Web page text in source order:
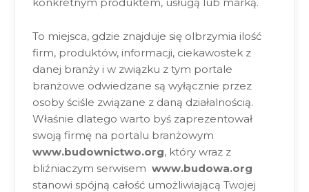
To miejsca, gdzie znajduje się olbrzymia ilość
firm, produktów, informacji, ciekawostek z
danej branży i w związku z tym portale
branżowe odwiedzane są wyłącznie przez
osoby ściśle związane z daną działalnością.
Właśnie dlatego warto byś zaprezentował
swoją firmę na portalu branżowym
www.budownictwo.org, który wraz z
bliźniaczym serwisem www.budowa.org
stanowi spójną całość umożliwiającą Twojej